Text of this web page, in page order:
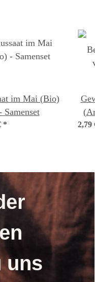
im Mai (Bio)
Samenset
* 2,79
uns